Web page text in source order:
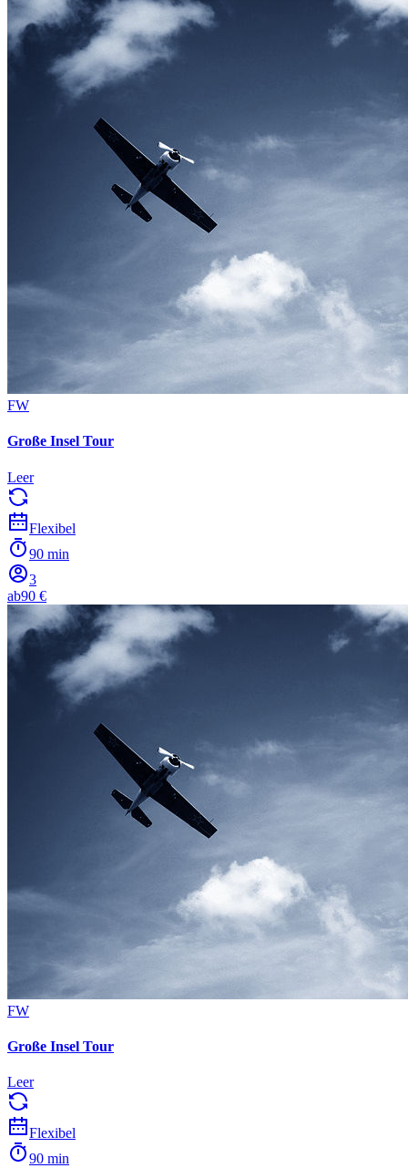
FW
Große Insel Tour
Leer
Flexibel
90 min
3
ab90 €
FW
Große Insel Tour
Leer
Flexibel
90 min